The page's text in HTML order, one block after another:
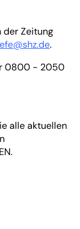
der Zeitung
.
0800 - 2050
alle aktuellen